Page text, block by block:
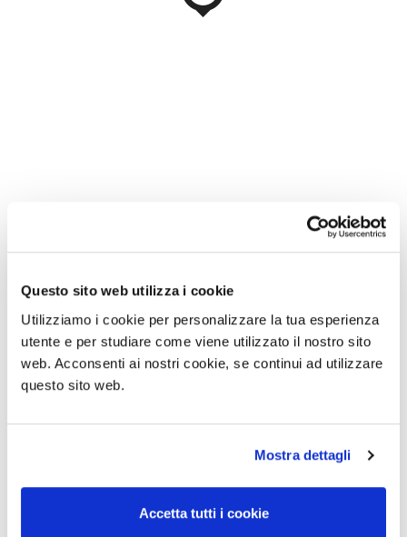
Questo sito web utilizza i cookie
Utilizziamo i cookie per personalizzare la tua esperienza
utente e per studiare come viene utilizzato il nostro sito
web. Acconsenti ai nostri cookie, se continui ad utilizzare
questo sito web.
Mostra dettagli
Accetta tutti i cookie